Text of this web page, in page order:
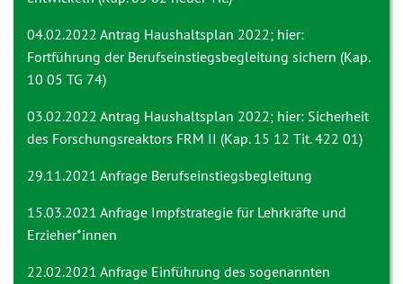
04.02.2022 Antrag Haushaltsplan 2022; hier:
Fortführung der Berufseinstiegsbegleitung sichern (Kap.
10 05 TG 74)
03.02.2022 Antrag Haushaltsplan 2022; hier: Sicherheit
des Forschungsreaktors FRM II (Kap. 15 12 Tit. 422 01)
29.11.2021 Anfrage Berufseinstiegsbegleitung
15.03.2021 Anfrage Impfstrategie für Lehrkräfte und
Erzieher*innen
22.02.2021 Anfrage Einführung des sogenannten